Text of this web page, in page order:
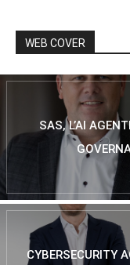
WEB COVER
SAS, L’AI
CYBERSECURITY